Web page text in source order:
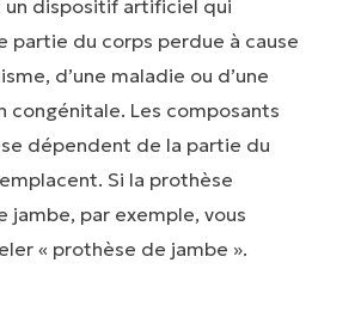
un dispositif artificiel qui
partie du corps perdue à cause
d’une maladie ou d’une
congénitale. Les composants
dépendent de la partie du
Si la prothèse
jambe, par exemple, vous
« prothèse de jambe ».